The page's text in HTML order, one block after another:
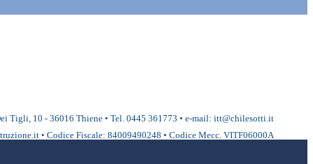
Tigli, 10 - 36016 Thiene • Tel. 0445 361773 • e-mail: itt@chilesotti.it
• Codice Fiscale: 84009490248 • Codice Mecc. VITF06000A